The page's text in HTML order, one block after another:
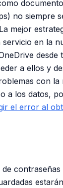
no siempre
mejor
en la
desde
a ellos y
con la
a los datos,
el error al